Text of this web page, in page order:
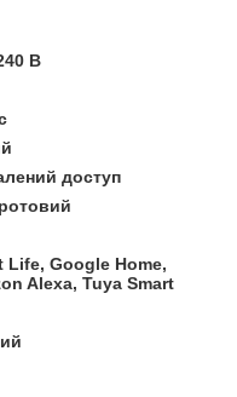
В
доступ
Life, Google Home,
Alexa, Tuya Smart